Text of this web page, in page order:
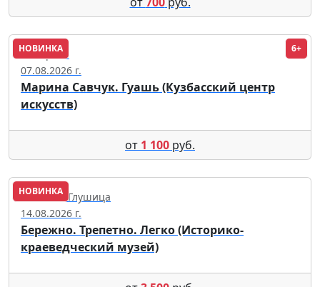
НОВИНКА 6+
Кемерово
07.08.2026 г.
Марина Савчук. Гуашь (Кузбасский центр
искусств)
от 1 100 руб.
НОВИНКА
Большая Глушица
14.08.2026 г.
Бережно. Трепетно. Легко (Историко-
краеведческий музей)